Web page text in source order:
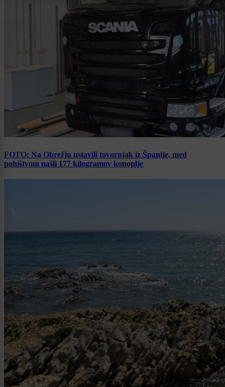
FOTO: Na Obrežju ustavili tovornjak iz Španije, med
pohištvom našli 177 kilogramov konoplje